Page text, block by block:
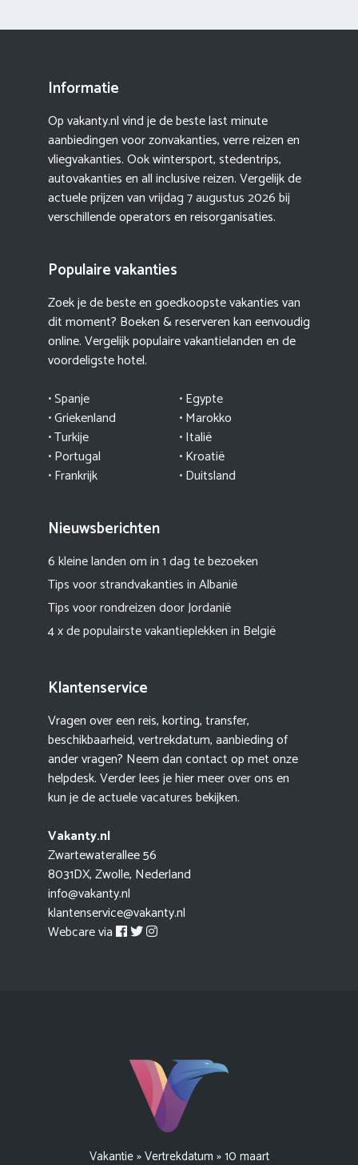
Informatie
Op vakanty.nl vind je de beste last minute
aanbiedingen voor zonvakanties, verre reizen en
vliegvakanties. Ook wintersport, stedentrips,
autovakanties en all inclusive reizen. Vergelijk de
actuele prijzen vanvrijdag 7 augustus 2026bij
verschillende operators en reisorganisaties.
Populaire vakanties
Zoek je de beste en goedkoopste vakanties van
dit moment? Boeken & reserveren kan eenvoudig
online. Vergelijk populaire vakantielanden en de
voordeligste hotel.
• Spanje
• Griekenland
• Turkije
•Portugal
• Frankrijk
• Egypte
•Marokko
• Italië
•Kroatië
• Duitsland
Nieuwsberichten
6 kleine landen om in 1 dag te bezoeken
Tips voor strandvakanties in Albanië
Tips voor rondreizen door Jordanië
4 x de populairste vakantieplekken in België
Klantenservice
Vragen over een reis, korting, transfer,
beschikbaarheid, vertrekdatum, aanbieding of
ander vragen? Neem dan contact op met onze
helpdesk. Verder lees je hier meerover onsen
kun je de actuelevacaturesbekijken.
Vakanty.nl
Zwartewaterallee 56
8031DX, Zwolle, Nederland
info@vakanty.nl
klantenservice@vakanty.nl
Webcare via
Vakantie»Vertrekdatum »10 maart